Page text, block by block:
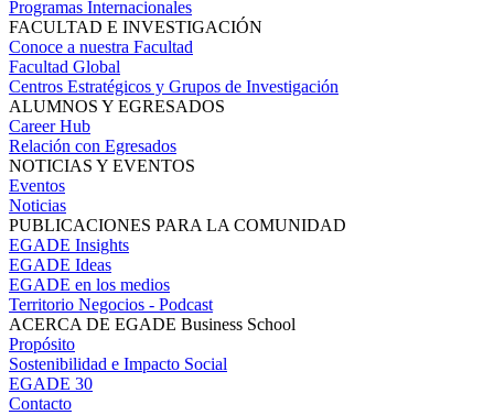
Programas Internacionales
FACULTAD E INVESTIGACIÓN
Conoce a nuestra Facultad
Facultad Global
Centros Estratégicos y Grupos de Investigación
ALUMNOS Y EGRESADOS
Career Hub
Relación con Egresados
NOTICIAS Y EVENTOS
Eventos
Noticias
PUBLICACIONES PARA LA COMUNIDAD
EGADE Insights
EGADE Ideas
EGADE en los medios
Territorio Negocios - Podcast
ACERCA DE EGADE Business School
Propósito
Sostenibilidad e Impacto Social
EGADE 30
Contacto